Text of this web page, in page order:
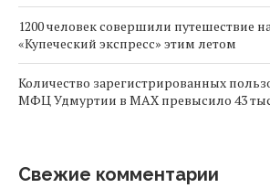
1200 человек совершили путешествие
«Купеческий экспресс» этим летом
Количество зарегистрированных
МФЦ Удмуртии в MAX превысило 43
Свежие комментарии